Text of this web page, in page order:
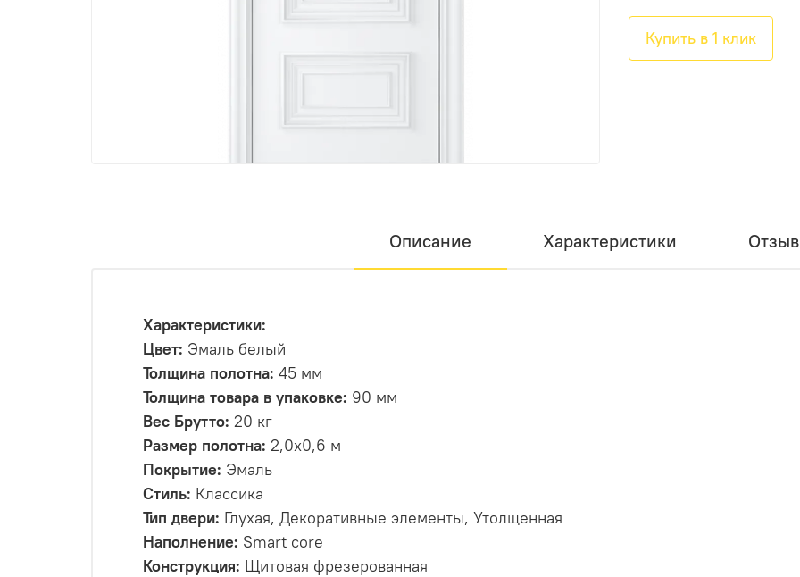
Купить в 1 клик
Описание Характеристики
Характеристики:
Цвет: Эмаль белый
Толщина полотна: 45 мм
Толщина товара в упаковке: 90 мм
Вес Брутто: 20 кг
Размер полотна: 2,0х0,6 м
Покрытие: Эмаль
Стиль: Классика
Тип двери: Глухая, Декоративные элементы, Утолщенная
Наполнение: Smart core
Конструкция: Щитовая фрезерованная